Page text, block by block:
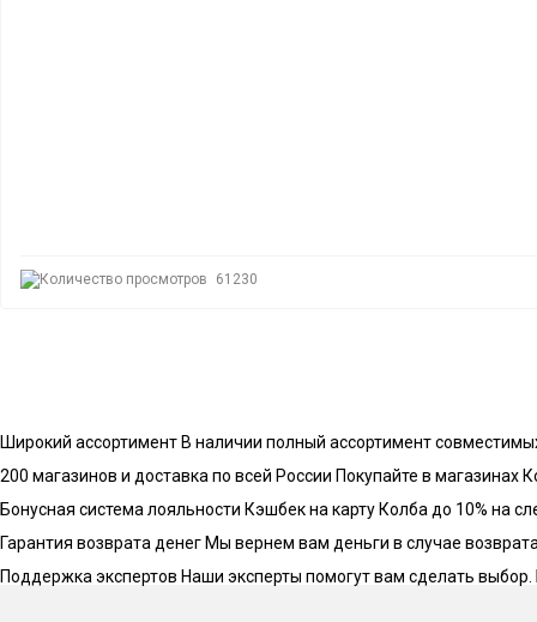
61230
Широкий ассортимент В наличии полный ассортимент
200 магазинов и доставка по всей России Покупайте в магазинах
Бонусная система лояльности Кэшбек на карту Колба до 10% на
Гарантия возврата денег Мы вернем вам деньги в случае
Поддержка экспертов Наши эксперты помогут вам сделать